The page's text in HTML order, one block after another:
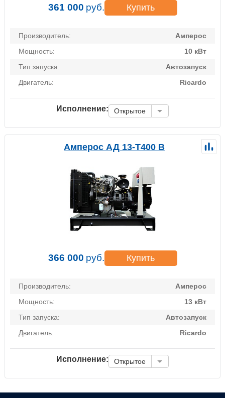
361 000 руб. Купить
Производитель:
Амперос
Мощность:
10 кВт
Тип запуска:
Автозапуск
Двигатель:
Ricardo
Исполнение: Открытое
Амперос АД 13-Т400 B
366 000 руб. Купить
Производитель:
Амперос
Мощность:
13 кВт
Тип запуска:
Автозапуск
Двигатель:
Ricardo
Исполнение: Открытое